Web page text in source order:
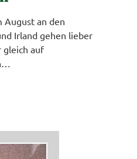
August an den
Irland gehen lieber
gleich auf